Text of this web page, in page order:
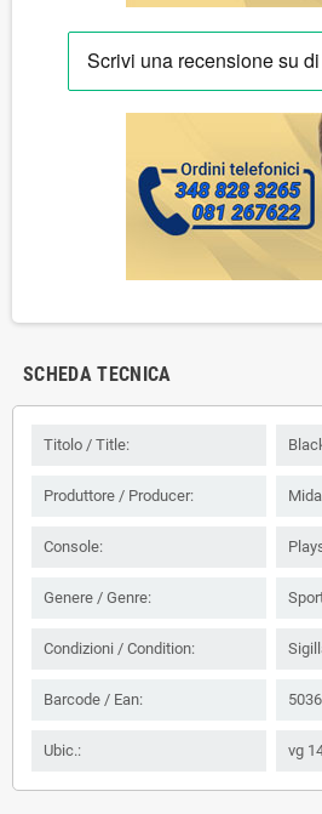
SCHEDA TECNICA
Titolo / Title:
Produttore / Producer:
Console:
Genere / Genre:
Condizioni / Condition:
Barcode / Ean:
Ubic.: vg